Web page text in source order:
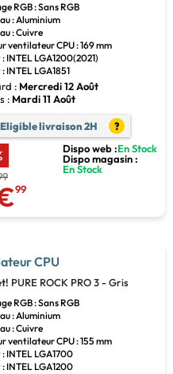
RGB : Sans RGB
: Aluminium
: Cuivre
ventilateur CPU : 169 mm
INTEL LGA1200(2021)
INTEL LGA1851
: Mercredi 12 Août
: Mardi 11 Août
Eligible livraison 2H ?
99
Dispo web :En Stock
Dispo magasin :
En Stock
CPU
PURE ROCK PRO 3 - Gris
RGB : Sans RGB
: Aluminium
: Cuivre
ventilateur CPU : 155 mm
INTEL LGA1700
INTEL LGA1200